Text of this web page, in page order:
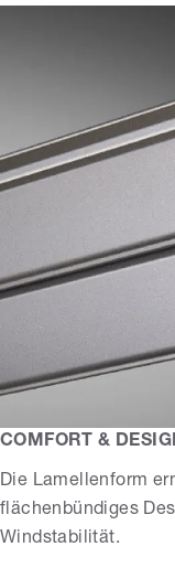
COMFORT &
Die Lamellenform
flächenbündiges
Windstabilität.